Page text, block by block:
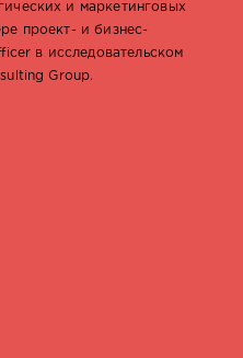
и маркетинговых
проект- и бизнес-
в исследовательском
Group.